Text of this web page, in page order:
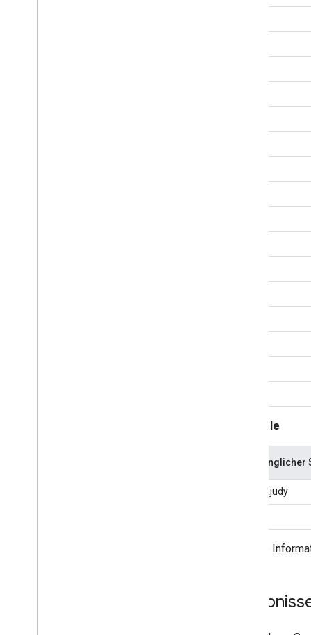
Beispiele
Ursprünglicher
punch&judy
Weitere